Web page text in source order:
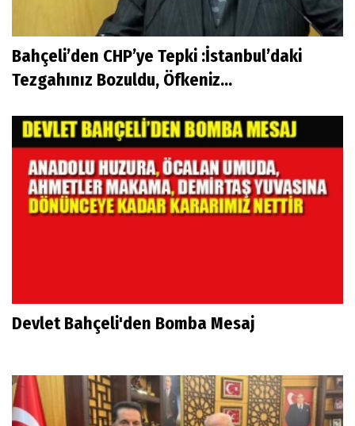
Bahçeli’den CHP’ye Tepki :İstanbul’daki
Tezgahınız Bozuldu, Öfkeniz...
Devlet Bahçeli'den Bomba Mesaj